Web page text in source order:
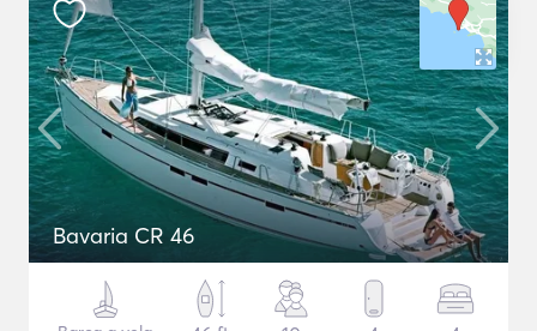
Bavaria CR 46